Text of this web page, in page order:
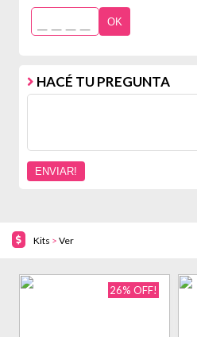
OK
HACÉ TU PREGUNTA
Kits > Ver
26% OFF!